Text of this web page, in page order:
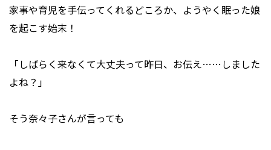
家事や育児を手伝ってくれるどころか、ようやく眠った娘
を起こす始末！
「しばらく来なくて大丈夫って昨日、お伝え……しました
よね？」
そう奈々子さんが言っても